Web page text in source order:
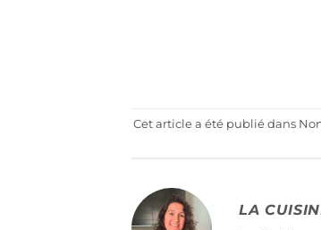
Cet article a été publié dans
LA